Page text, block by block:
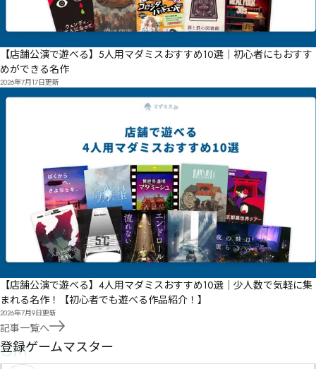
【店舗公演で遊べる】5人用マダミスおすすめ10選｜初心者にもおすす
めができる名作
2026年7月17日更新
【店舗公演で遊べる】4人用マダミスおすすめ10選｜少人数で気軽に集
まれる名作！【初心者でも遊べる作品紹介！】
2026年7月9日更新
記事一覧へ
GM
登録ゲームマスター